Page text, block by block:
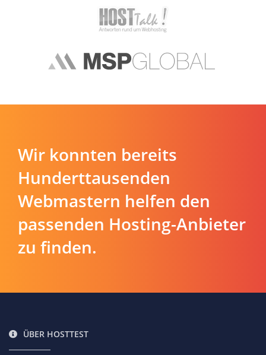
Wir konnten bereits
Hunderttausenden
Webmastern helfen den
passenden Hosting-Anbieter
zu finden.
ÜBER HOSTTEST